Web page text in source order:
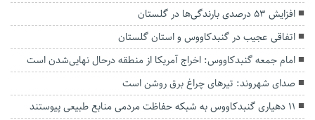
افزایش ۵۳ درصدی بارندگی‌ها در گلستان
اتفاقی عجیب در‌ گنبدکاووس و استان گلستان
امام جمعه گنبدکاووس: اخراج آمریکا از منطقه درحال نهایی‌شدن است
صدای شهروند: تیرهای چراغ برق روشن است
۱۱ دهیاری گنبدکاووس به شبکه حفاظت مردمی منابع طبیعی پیوستند